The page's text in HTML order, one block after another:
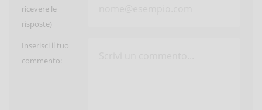
ricevere le
risposte)
Inserisci il tuo
commento: